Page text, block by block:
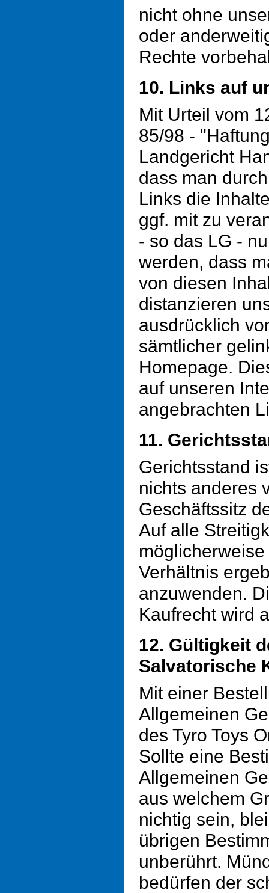
nicht ohne
oder
Rechte
10. Links auf
Mit Urteil vom
85/98 -
Landgericht
dass man
Links die
ggf. mit zu
- so das LG -
werden, dass
von diesen
distanzieren
ausdrücklich
sämtlicher
Homepage.
auf unseren
angebrachten
11.
Gerichtsstand
nichts anderes
Geschäftssitz
Auf alle
Verhältnis
anzuwenden.
Kaufrecht wird
12. Gültigkeit
Salvatorische
Mit einer
Allgemeinen
des Tyro Toys
Sollte eine
Allgemeinen
aus welchem
nichtig sein,
übrigen
unberührt.
bedürfen der